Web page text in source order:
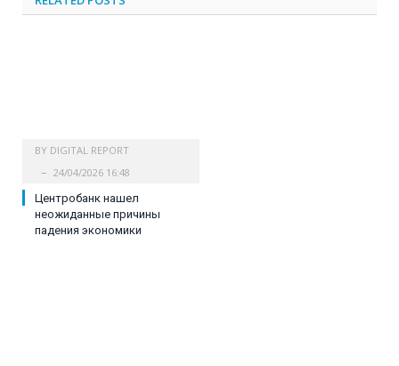
BY DIGITAL REPORT
24/04/2026 16:48
Центробанк нашел
неожиданные причины
падения экономики